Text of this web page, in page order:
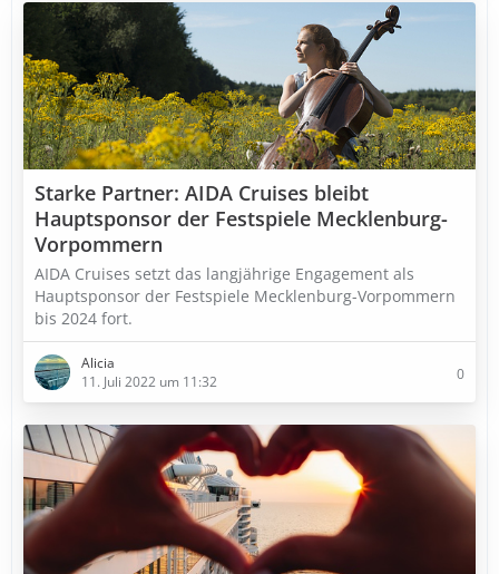
Starke Partner: AIDA Cruises bleibt
Hauptsponsor der Festspiele Mecklenburg-
Vorpommern
AIDA Cruises setzt das langjährige Engagement als
Hauptsponsor der Festspiele Mecklenburg-Vorpommern
bis 2024 fort.
Alicia
11. Juli 2022 um 11:32
0